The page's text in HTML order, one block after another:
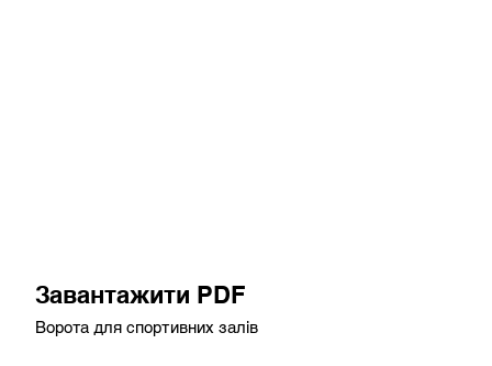
Завантажити PDF
Ворота для спортивних залів